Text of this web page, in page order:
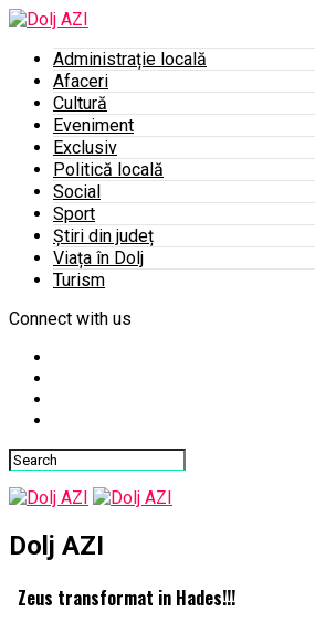
Administrație locală
Afaceri
Cultură
Eveniment
Exclusiv
Politică locală
Social
Sport
Știri din județ
Viața în Dolj
Turism
Connect with us
Dolj AZI
Zeus transformat in Hades!!!